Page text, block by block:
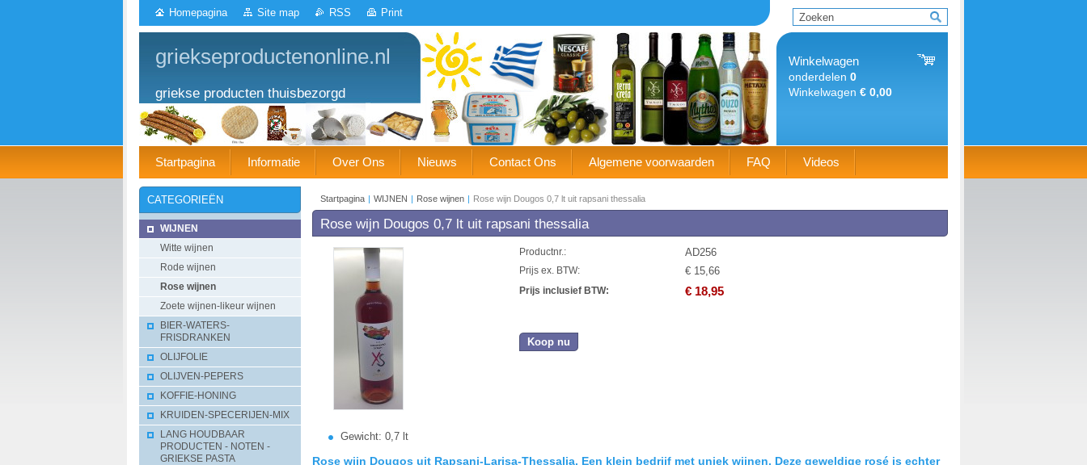
Homepagina Site map RSS Print
griekseproductenonline.nl
griekse producten thuisbezorgd
Winkelwagen
onderdelen 0
Winkelwagen € 0,00
Startpagina Informatie Over Ons Nieuws Contact Ons Algemene voorwaarden FAQ Videos
Startpagina | WIJNEN | Rose wijnen | Rose wijn Dougos 0,7 lt uit rapsani thessalia
Rose wijn Dougos 0,7 lt uit rapsani thessalia
Gewicht: 0,7 lt
Productnr.: AD256
Prijs ex. BTW: € 15,66
Prijs inclusief BTW: € 18,95
Koop nu
Rose wijn Dougos uit Rapsani-Larisa-Thessalia. Een klein bedrijf met uniek wijnen. Deze geweldige rosé is echter
CATEGORIEËN
WIJNEN
Witte wijnen
Rode wijnen
Rose wijnen
Zoete wijnen-likeur wijnen
BIER-WATERS-
FRISDRANKEN
OLIJFOLIE
OLIJVEN-PEPERS
KOFFIE-HONING
KRUIDEN-SPECERIJEN-MIX
LANG HOUDBAAR
PRODUCTEN - NOTEN -
GRIEKSE PASTA